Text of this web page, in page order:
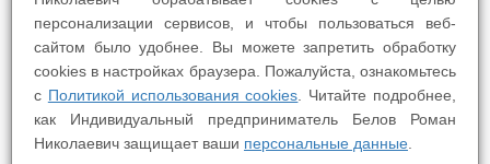
Киров, ул. Профсоюзная 7А
2025 © Yokohama Киров - Шины Диски Сервис
персонализации сервисов, и чтобы пользоваться веб-
сайтом было удобнее. Вы можете запретить обработку
cookies в настройках браузера. Пожалуйста, ознакомьтесь
с Политикой использования cookies . Читайте подробнее,
как Индивидуальный предприниматель Белов Роман
Николаевич защищает ваши персональные данные